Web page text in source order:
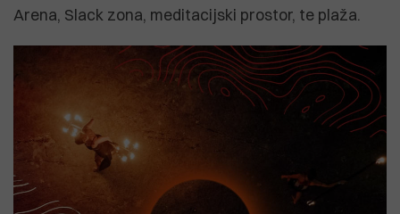
Arena, Slack zona, meditacijski prostor, te plaža.